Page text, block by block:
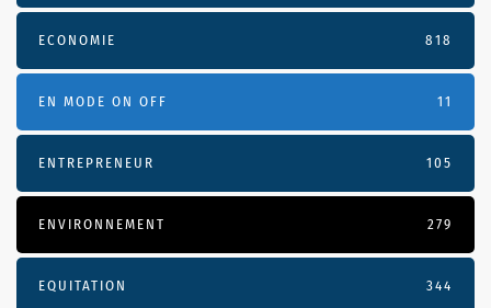
ECONOMIE 818
EN MODE ON OFF 11
ENTREPRENEUR 105
ENVIRONNEMENT 279
EQUITATION 344